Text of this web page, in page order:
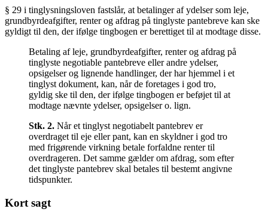
§ 29 i tinglysningsloven fastslår, at betalinger af ydelser som leje,
grundbyrdeafgifter, renter og afdrag på tinglyste pantebreve kan ske
gyldigt til den, der ifølge tingbogen er berettiget til at modtage disse.
Betaling af leje, grundbyrdeafgifter, renter og afdrag på
tinglyste negotiable pantebreve eller andre ydelser,
opsigelser og lignende handlinger, der har hjemmel i et
tinglyst dokument, kan, når de foretages i god tro,
gyldig ske til den, der ifølge tingbogen er beføjet til at
modtage nævnte ydelser, opsigelser o. lign.
Stk. 2. Når et tinglyst negotiabelt pantebrev er
overdraget til eje eller pant, kan en skyldner i god tro
med frigørende virkning betale forfaldne renter til
overdrageren. Det samme gælder om afdrag, som efter
det tinglyste pantebrev skal betales til bestemt angivne
tidspunkter.
Kort sagt